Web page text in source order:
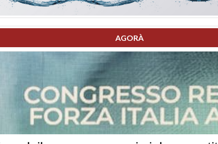
AGORÀ